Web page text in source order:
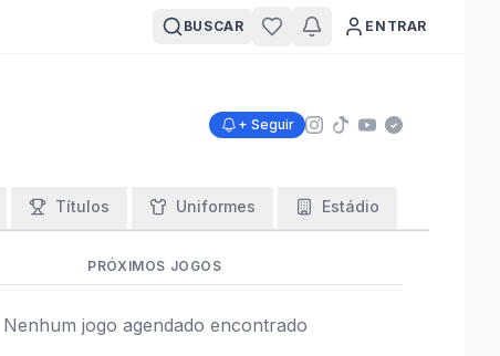
BUSCAR ENTRAR
+ Seguir
Títulos Uniformes Estádio
PRÓXIMOS JOGOS
Nenhum jogo agendado encontrado